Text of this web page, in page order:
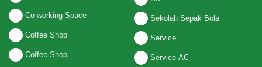
Co-working Space
Coffee Shop
Coffee Shop
Sekolah Sepak Bola
Service
Service AC